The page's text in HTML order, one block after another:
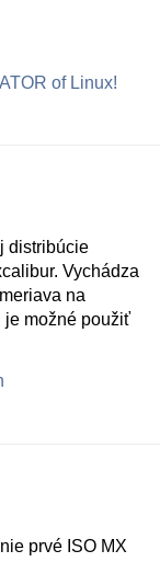
of Linux!
distribúcie
Vychádza
na
je možné použiť
prvé ISO MX